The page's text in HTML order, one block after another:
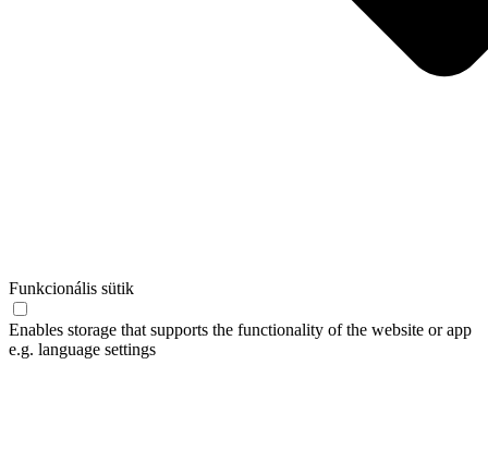
Funkcionális sütik
Enables storage that supports the functionality of the website or app
e.g. language settings